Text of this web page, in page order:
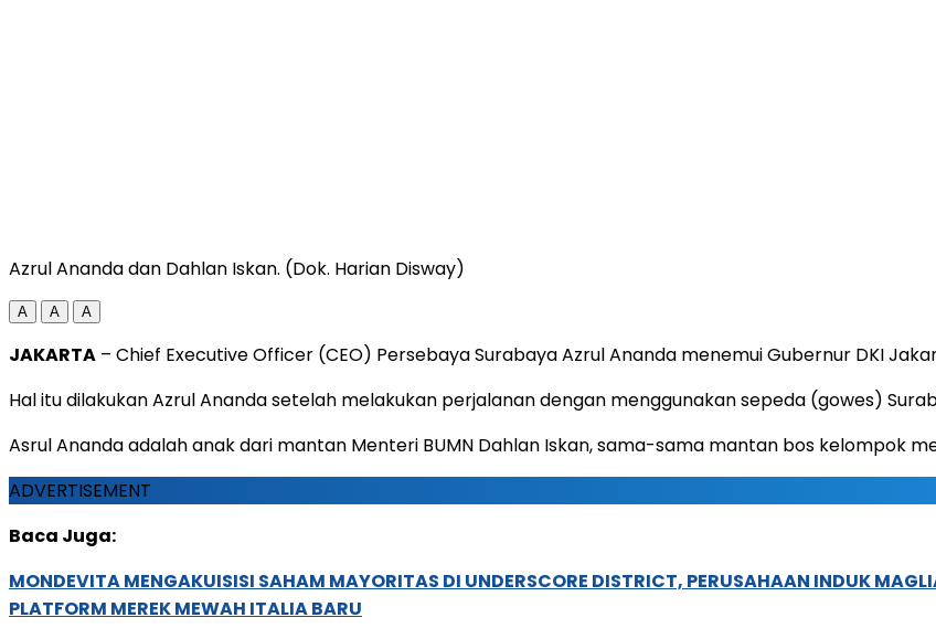
Azrul Ananda dan Dahlan Iskan. (Dok. Harian Disway)
A A A
JAKARTA – Chief Executive Officer (CEO) Persebaya Surabaya Azrul Ananda menemui Gubernur DKI
Hal itu dilakukan Azrul Ananda setelah melakukan perjalanan dengan menggunakan sepeda (gowes)
Asrul Ananda adalah anak dari mantan Menteri BUMN Dahlan Iskan, sama-sama mantan bos kelompok
ADVERTISEMENT
Baca Juga:
MONDEVITA MENGAKUISISI SAHAM MAYORITAS DI UNDERSCORE DISTRICT, PERUSAHAAN INDUK
PLATFORM MEREK MEWAH ITALIA BARU